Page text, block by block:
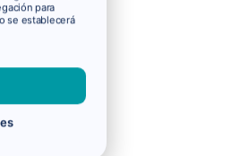
para
se establecerá